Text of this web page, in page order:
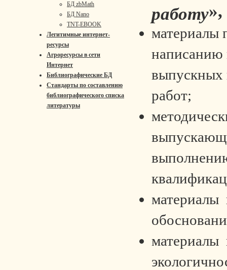
БД zbMath
БД Nano
TNT-EBOOK
Легитимные интернет-
ресурсы
Агроресурсы в сети
Интернет
Библиографические БД
Стандарты по составлению
библиографического списка
литературы
работу»,
материалы
выпускных
работ;
материалы
материалы